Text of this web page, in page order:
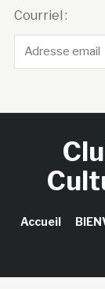
Courriel :
Accueil